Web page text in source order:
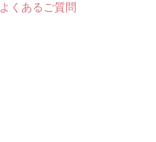
よくあるご質問